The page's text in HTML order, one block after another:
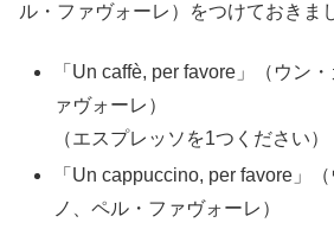
ル・ファヴォーレ）をつけておきま
「Un caffè, per favore」（ウン
ァヴォーレ）
（エスプレッソを1つください）
「Un cappuccino, per favore」
ノ、ペル・ファヴォーレ）